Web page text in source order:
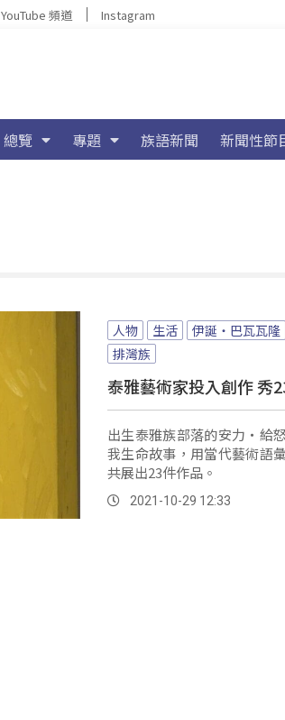
YouTube 頻道 Instagram
總覽 專題 族語新聞 新聞性節
人物 生活 伊誕‧巴瓦瓦隆
排灣族
泰雅藝術家投入創作 秀
出生泰雅族部落的安力・給
我生命故事，用當代藝術語
共展出23件作品。
2021-10-29 12:33